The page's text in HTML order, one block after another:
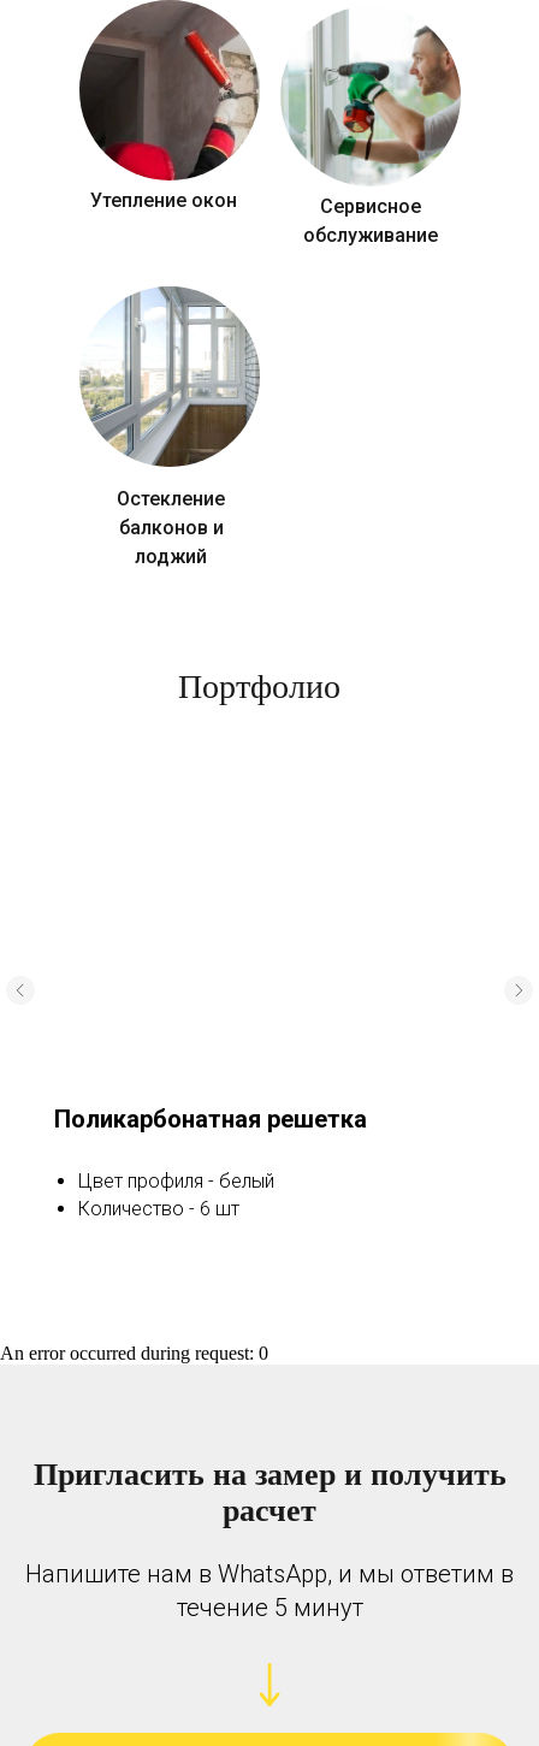
Утепление окон
Сервисное
обслуживание
Остекление
балконов и
лоджий
Портфолио
Поликарбонатная решетка
Цвет профиля - белый
Количество - 6 шт
An error occurred during request: 0
Пригласить на замер и получить
расчет
Напишите нам в WhatsApp, и мы ответим в
течение 5 минут